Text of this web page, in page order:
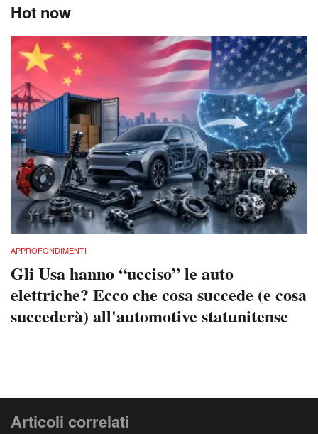
Hot now
APPROFONDIMENTI
Gli Usa hanno “ucciso” le auto
elettriche? Ecco che cosa succede (e cosa
succederà) all'automotive statunitense
Articoli correlati